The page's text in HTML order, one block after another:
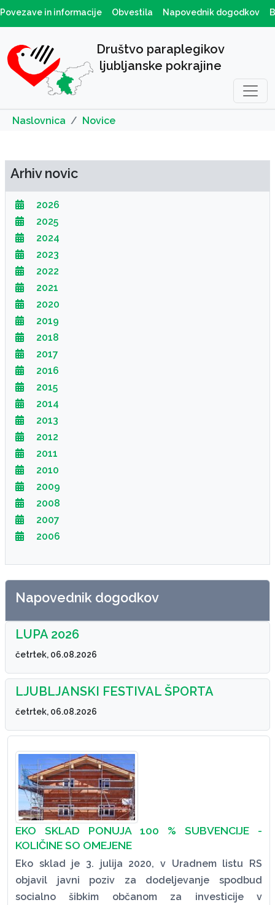
Povezave in informacije Obvestila Napovednik dogodkov
Društvo paraplegikov
ljubljanske pokrajine
Naslovnica Novice
Arhiv novic
2026
2025
2024
2023
2022
2021
2020
2019
2018
2017
2016
2015
2014
2013
2012
2011
2010
2009
2008
2007
2006
Napovednik dogodkov
LUPA 2026
četrtek, 06.08.2026
LJUBLJANSKI FESTIVAL ŠPORTA
četrtek, 06.08.2026
EKO SKLAD PONUJA 100 % SUBVENCIJE -
KOLIČINE SO OMEJENE
Eko sklad je 3. julija 2020, v Uradnem listu RS
objavil javni poziv za dodeljevanje spodbud
socialno šibkim občanom za investicije v